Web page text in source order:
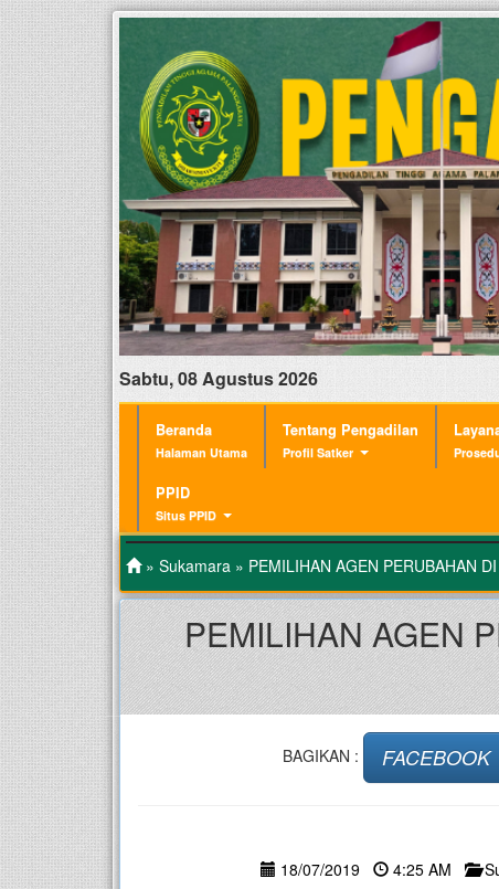
Sabtu, 08 Agustus 2026
Beranda
Halaman Utama
Tentang Pengadilan
Profil Satker
PPID
Situs PPID
» Sukamara » PEMILIHAN AGEN PERUBAHAN
PEMILIHAN AGEN
BAGIKAN : FACEBOOK
18/07/2019 4:25 AM